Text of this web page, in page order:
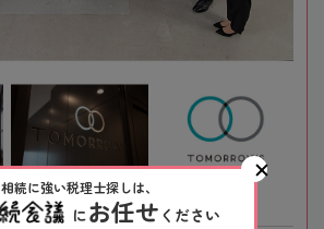
相続に強い税理士探しは、
にお任せ ください